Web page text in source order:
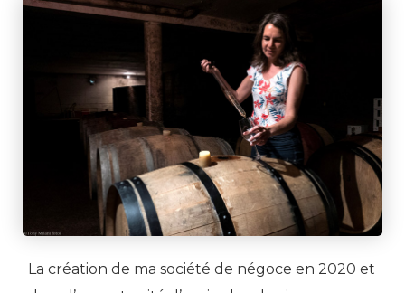
La création de ma société de négoce en 2020 et